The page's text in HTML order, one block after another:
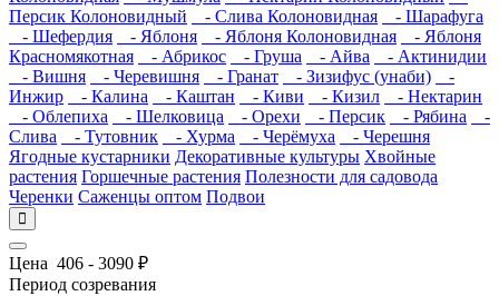
Персик Колоновидный
- Слива Колоновидная
- Шарафуга
- Шефердия
- Яблоня - Яблоня Колоновидная
- Яблоня
Красномякотная
- Абрикос - Груша - Айва
- Актинидии
- Вишня
- Черевишня - Гранат - Зизифус (унаби)
-
Инжир
- Калина - Каштан - Киви - Кизил
- Нектарин
- Облепиха
- Шелковица - Орехи - Персик - Рябина
-
Слива
- Тутовник - Хурма - Черёмуха
- Черешня
Ягодные кустарники Декоративные культуры Хвойные
растения Горшечные растения Полезности для садовода
Черенки Саженцы оптом Подвои
Цена 406 - 3090 ₽
Период созревания